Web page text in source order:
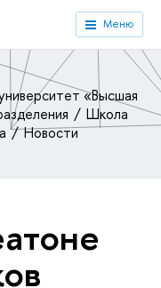
Меню
«Высшая
Школа
Новости